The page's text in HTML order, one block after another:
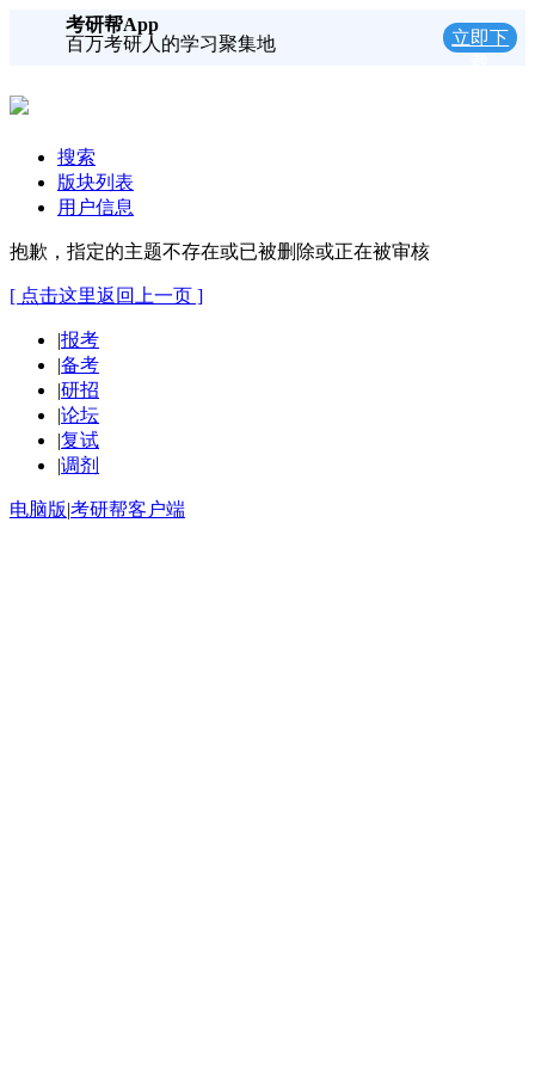
考研帮App
百万考研人的学习聚集地
立即下
搜索
版块列表
用户信息
抱歉，指定的主题不存在或已被删除或正在被审核
[ 点击这里返回上一页 ]
|报考
|备考
|研招
|论坛
|复试
|调剂
电脑版|考研帮客户端